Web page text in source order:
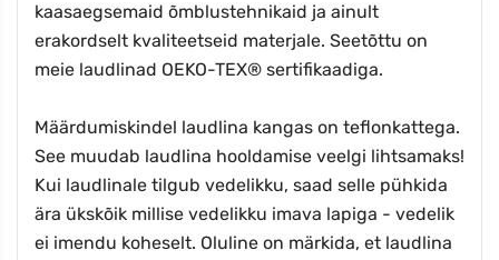
kaasaegsemaid õmblustehnikaid ja ainult
erakordselt kvaliteetseid materjale. Seetõttu on
meie laudlinad OEKO-TEX® sertifikaadiga.
Määrdumiskindel laudlina kangas on teflonkattega.
See muudab laudlina hooldamise veelgi lihtsamaks!
Kui laudlinale tilgub vedelikku, saad selle pühkida
ära ükskõik millise vedelikku imava lapiga - vedelik
ei imendu koheselt. Oluline on märkida, et laudlina